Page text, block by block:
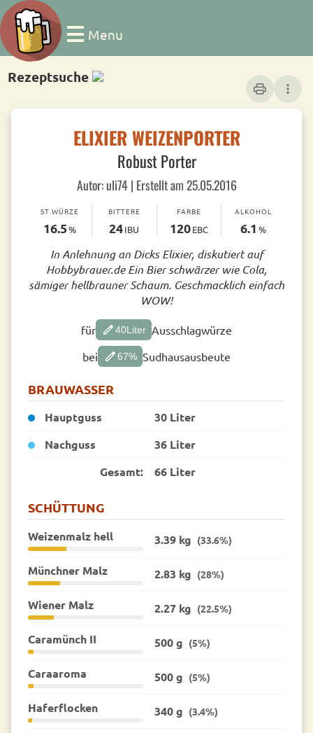
Menu
Rezeptsuche
print more_vert
ELIXIER WEIZENPORTER
Robust Porter
Autor: uli74 | Erstellt am 25.05.2016
ST.WÜRZE
16.5%
BITTERE
24IBU
FARBE
120EBC
ALKOHOL
6.1 %
In Anlehnung an Dicks Elixier, diskutiert auf
Hobbybrauer.de Ein Bier schwärzer wie Cola,
sämiger hellbrauner Schaum. Geschmacklich einfach
WOW!
für edit40Liter Ausschlagwürze
bei edit67% Sudhausausbeute
BRAUWASSER
Hauptguss
30 Liter
Nachguss
36 Liter
Gesamt:
66 Liter
SCHÜTTUNG
Weizenmalz hell 3.39 kg (33.6%)
Münchner Malz 2.83 kg (28%)
Wiener Malz 2.27 kg (22.5%)
Caramünch II 500 g (5%)
Caraaroma 500 g (5%)
Haferflocken 340 g (3.4%)